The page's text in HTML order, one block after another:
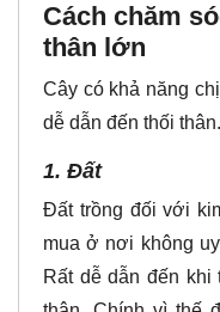
Cách chăm
thân lớn
Cây có khả năng
dễ dẫn đến thối thân.
1. Đất
Đất trồng đối với
mua ở nơi không
Rất dễ dẫn đến